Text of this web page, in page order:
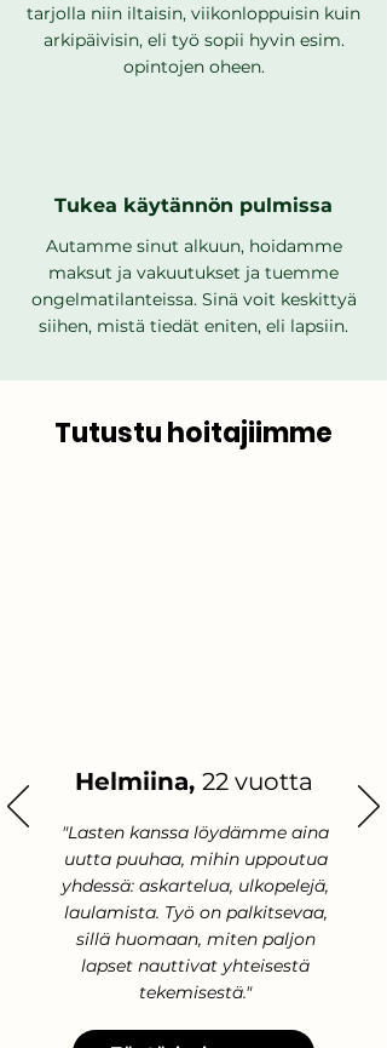
tarjolla niin iltaisin, viikonloppuisin kuin
arkipäivisin, eli työ sopii hyvin esim.
opintojen oheen.
Tukea käytännön pulmissa
Autamme sinut alkuun, hoidamme
maksut ja vakuutukset ja tuemme
ongelmatilanteissa. Sinä voit keskittyä
siihen, mistä tiedät eniten, eli lapsiin.
Tutustu hoitajiimme
Helmiina, 22 vuotta
"Lasten kanssa löydämme aina
uutta puuhaa, mihin uppoutua
yhdessä: askartelua, ulkopelejä,
laulamista. Työ on palkitsevaa,
sillä huomaan, miten paljon
lapset nauttivat yhteisestä
tekemisestä."